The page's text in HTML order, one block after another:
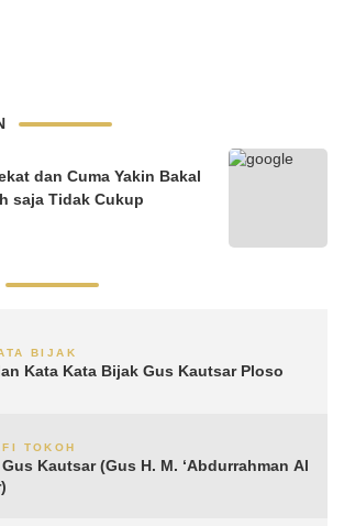
dan Cuma Yakin Bakal
saja Tidak Cukup
BIJAK
Kata Kata Bijak Gus Kautsar Ploso
TOKOH
Kautsar (Gus H. M. ‘Abdurrahman Al